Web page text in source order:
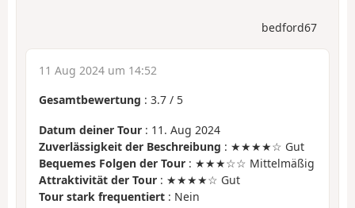
bedford67
11 Aug 2024 um 14:52
Gesamtbewertung : 3.7 / 5
Datum deiner Tour : 11. Aug 2024
Zuverlässigkeit der Beschreibung : ★★★★☆ Gut
Bequemes Folgen der Tour : ★★★☆☆ Mittelmäßig
Attraktivität der Tour : ★★★★☆ Gut
Tour stark frequentiert : Nein